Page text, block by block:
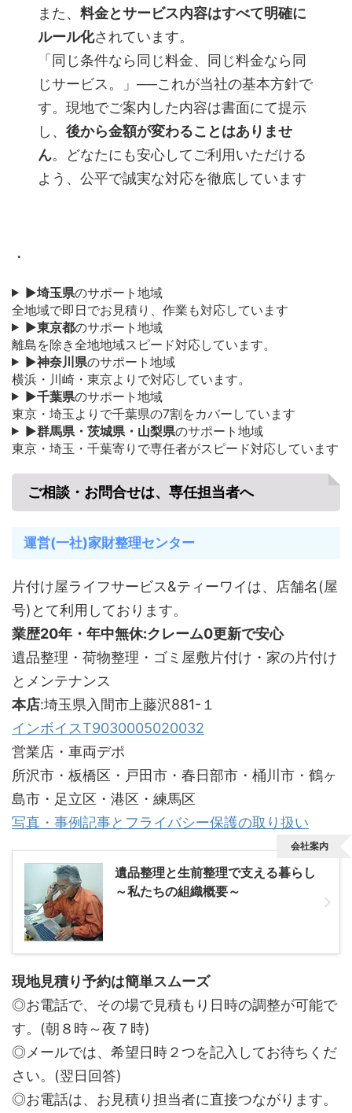
また、料金とサービス内容はすべて明確に
ルール化されています。
「同じ条件なら同じ料金、同じ料金なら同
じサービス。」──これが当社の基本方針で
す。現地でご案内した内容は書面にて提示
し、後から金額が変わることはありませ
ん。どなたにも安心してご利用いただける
よう、公平で誠実な対応を徹底しています
・
▶埼玉県のサポート地域
全地域で即日でお見積り、作業も対応しています
▶東京都のサポート地域
離島を除き全地地域スピード対応しています。
▶神奈川県のサポート地域
横浜・川崎・東京よりで対応しています。
▶千葉県のサポート地域
東京・埼玉よりで千葉県の7割をカバーしています
▶群馬県・茨城県・山梨県のサポート地域
東京・埼玉・千葉寄りで専任者がスピード対応しています
ご相談・お問合せは、専任担当者へ
運営(一社)家財整理センター
片付け屋ライフサービス&ティーワイは、店舗名(屋
号)とて利用しております。
業歴20年・年中無休:クレーム0更新で安心
遺品整理・荷物整理・ゴミ屋敷片付け・家の片付け
とメンテナンス
本店:埼玉県入間市上藤沢881-１
インボイスT9030005020032
営業店・車両デポ
所沢市・板橋区・戸田市・春日部市・桶川市・鶴ヶ
島市・足立区・港区・練馬区
写真・事例記事とフライバシー保護の取り扱い
遺品整理と生前整理で支える暮らし
～私たちの組織概要～
会社案内
現地見積り予約は簡単スムーズ
◎お電話で、その場で見積もり日時の調整が可能で
す。(朝８時～夜７時)
◎メールでは、希望日時２つを記入してお待ちくだ
さい。(翌日回答)
◎お電話は、お見積り担当者に直接つながります。